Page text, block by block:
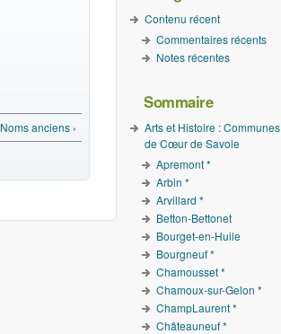
Noms anciens ›
Contenu récent
Commentaires récents
Notes récentes
Sommaire
Arts et Histoire : Communes
de Cœur de Savoie
Apremont *
Arbin *
Arvillard *
Betton-Bettonet
Bourget-en-Huile
Bourgneuf *
Chamousset *
Chamoux-sur-Gelon *
ChampLaurent *
Châteauneuf *